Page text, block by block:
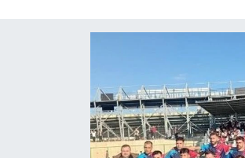
SAĞLIK
TARIM VE HAYVANCILIK
KÜLTÜR SANAT